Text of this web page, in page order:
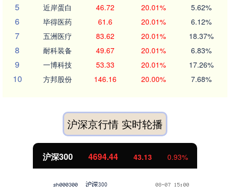
5 近岸蛋白 46.72 20.01% 5.62%
6 毕得医药 61.6 20.01% 6.12%
7 五洲医疗 83.62 20.01% 18.37%
8 耐科装备 49.67 20.01% 6.83%
9 一博科技 53.33 20.01% 17.26%
10 方邦股份 146.16 20.00% 7.68%
沪深京行情 实时轮播
43.13 0.93%